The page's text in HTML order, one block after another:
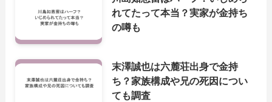
れてたって本当？実家が金持ち
の噂も
末澤誠也は六麓荘出身で金持
ち？家族構成や兄の死因につい
ても調査